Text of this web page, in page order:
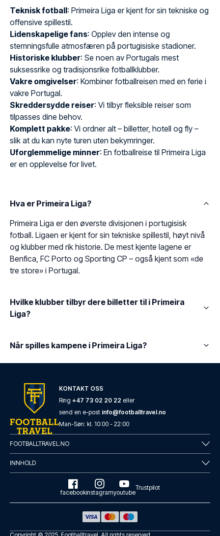
Teknisk fotball: Primeira Liga er kjent for sin tekniske og
offensive spillestil.
Lidenskapelige fans: Opplev den intense og
stemningsfulle atmosfæren på portugisiske stadioner.
Historiske klubber: Se noen av Portugals mest
suksessrike og tradisjonsrike fotballklubber.
Vakre omgivelser: Kombiner fotballreisen med en ferie i
vakre Portugal.
Skreddersydde reiser: Vi tilbyr fleksible reiser som
tilpasses dine behov.
Komplett pakke: Vi ordner alt – billetter, hotell og fly –
slik at du kan nyte turen uten bekymringer.
Uforglemmelige minner: En fotballreise til Primeira Liga
er en opplevelse for livet.
Hva er Primeira Liga?
Primeira Liga er den øverste divisjonen i portugisisk
fotball. Ligaen er kjent for sin tekniske spillestil, høyt nivå
og klubber med rik historie. De mest kjente lagene er
Benfica, FC Porto og Sporting CP – også kjent som «de
tre store» i Portugal.
Hvilke klubber tilbyr dere billetter til i Primeira
Liga?
Når spilles kampene i Primeira Liga?
KONTAKT OSS
Ring +47 73 02 20 22 eller
send en e-post info@footballtravel.no
Man-Søn: kl. 10:00 - 22:00
FOOTBALLTRAVEL.NO
INNHOLD
facebookinstagramyoutube
Trustpilot